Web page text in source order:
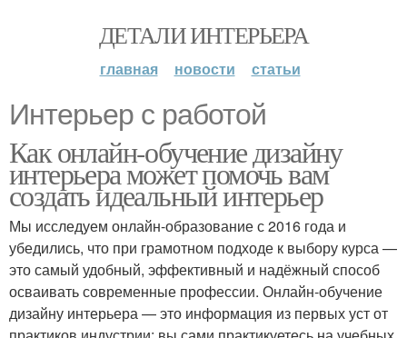
ДЕТАЛИ ИНТЕРЬЕРА
главная новости статьи
Интерьер с работой
Как онлайн-обучение дизайну
интерьера может помочь вам
создать идеальный интерьер
Мы исследуем онлайн-образование с 2016 года и
убедились, что при грамотном подходе к выбору курса —
это самый удобный, эффективный и надёжный способ
осваивать современные профессии. Онлайн-обучение
дизайну интерьера — это информация из первых уст от